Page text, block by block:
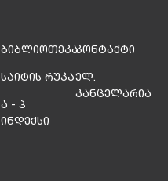
ბიბლიოთეკა
საიტის რუკა
ა - ჰ
ინდექსი
კონტაქტი
ელ.
კანცელარია